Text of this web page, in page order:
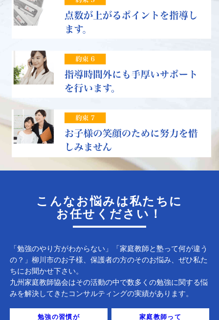
こんなお悩みは私たちに
お任せください！
「勉強のやり方がわからない」「家庭教師と塾って何が違う
の？」柳川市のお子様、保護者の方のそのお悩み、ぜひ私た
ちにお聞かせ下さい。
九州家庭教師協会はその活動の中で数多くの勉強に関する悩
みを解決してきたコンサルティングの実績があります。
勉強の習慣が 家庭教師って